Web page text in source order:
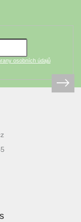
osobních údajů